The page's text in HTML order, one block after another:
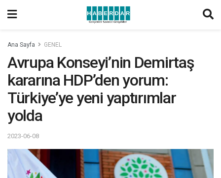
Ana Sayfa GENEL
Avrupa Konseyi’nin Demirtaş
kararına HDP’den yorum:
Türkiye’ye yeni yaptırımlar
yolda
2023-06-08